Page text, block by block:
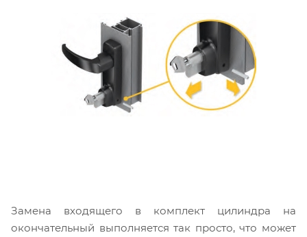
Замена входящего в комплект цилиндра на
окончательный выполняется так просто, что может